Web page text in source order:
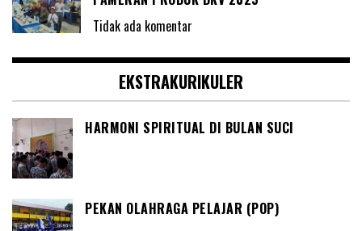
Tidak ada komentar
EKSTRAKURIKULER
HARMONI SPIRITUAL DI BULAN SUCI
PEKAN OLAHRAGA PELAJAR (POP)